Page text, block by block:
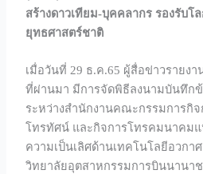
สร้างดาวเทียม-บุคคลากร รองรับโ
ยุทธศาสตร์ชาติ
เมื่อวันที่ 29 ธ.ค.65 ผู้สื่อข่าวรายงา
ที่ผ่านมา มีการจัดพิธีลงนามบันทึก
ระหว่างสำนักงานคณะกรรมการกิจ
โทรทัศน์ และกิจการโทรคมนาคม
ความเป็นเลิศด้านเทคโนโลยีอวกา
วิทยาลัยอุตสาหกรรมการบินนานา